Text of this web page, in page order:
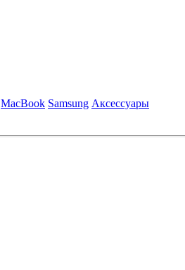
MacBook Samsung Аксессуары